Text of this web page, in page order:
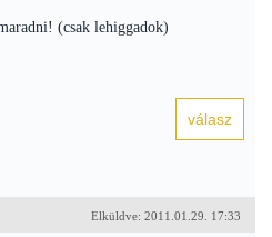
(csak lehiggadok)
Elküldve: 2011.01.29. 17:33